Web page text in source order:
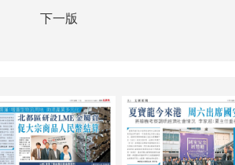
下一版
A18：副刊專題
A19：國際